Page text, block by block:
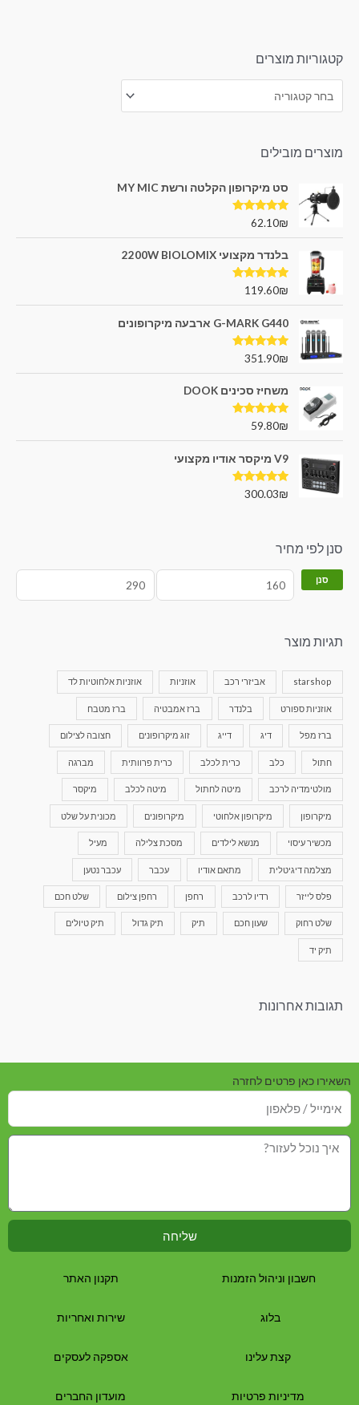
קטגוריות מוצרים
מוצרים מובילים
סט מיקרופון הקלטה ורשת MY MIC
דורג 5.00
62.10₪
בלנדר מקצועי 2200W BIOLOMIX
דורג5.00
119.60₪
G-MARK G440 ארבעה מיקרופונים
דורג5.00
351.90₪
משחיז סכינים DOOK
דורג5.00
59.80₪
V9 מיקסר אודיו מקצועי
דורג5.00
300.03₪
סנן לפי מחיר
סנן
תגיות מוצר
starshop אביזרי רכב אוזניות אוזניות אלחוטיות לד
אוזניות ספורט בלנדר ברז אמבטיה ברז מטבח
ברז מפל דיג דייג זוג מיקרופונים חצובה לצילום
חתול כלב כרית לכלב כרית פרוותית מברגה
מולטימדיה לרכב מיטה לחתול מיטה לכלב מיקסר
מיקרופון מיקרופון אלחוטי מיקרופונים מכונית על שלט
מכשיר עיסוי מנשא לילדים מסכת צלילה מעיל
מצלמה דיגיטלית מתאם אודיו עכבר עכבר נטען
פלס לייזר רדיו לרכב רחפן רחפן צילום שלט חכם
שלט רחוק שעון חכם תיק תיק גדול תיק טיולים
תיק יד
תגובות אחרונות
השאירו כאן פרטים לחזרה
שליחה
חשבון וניהול הזמנות
בלוג
קצת עלינו
מדיניות פרטיות
תקנון האתר
שירות ואחריות
אספקה לעסקים
מועדון החברים